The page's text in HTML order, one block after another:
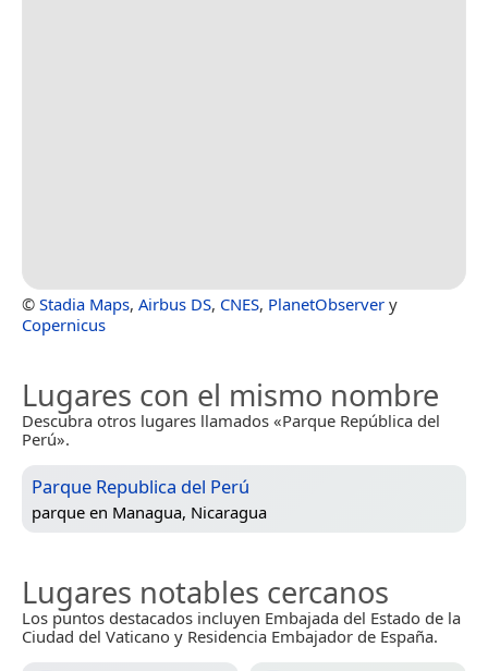
© Stadia Maps, Airbus DS, CNES, PlanetObserver y
Copernicus
Lugares con el mismo nombre
Descubra otros lugares llamados «Parque República del
Perú».
Parque Republica del Perú
parque en Managua, Nicaragua
Lugares notables cercanos
Los puntos destacados incluyen Embajada del Estado de la
Ciudad del Vaticano y Residencia Embajador de España.